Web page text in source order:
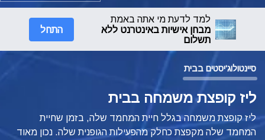
למד לדעת מי אתה באמת
מבחן אישיות באינטרנט ללא
תשלום
התחל
סיינטולוג'יסטים בבית
ליז קופצת משמחה בבית
ליז קופצת משמחה בגלל חיית המחמד שלה, בזמן שחיית
המחמד שלה מקפצת כחלק מהפעילות הגופנית שלה. נכון מאוד